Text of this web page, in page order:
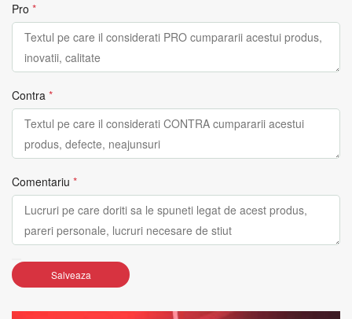
Pro *
Contra *
Comentariu *
Salveaza